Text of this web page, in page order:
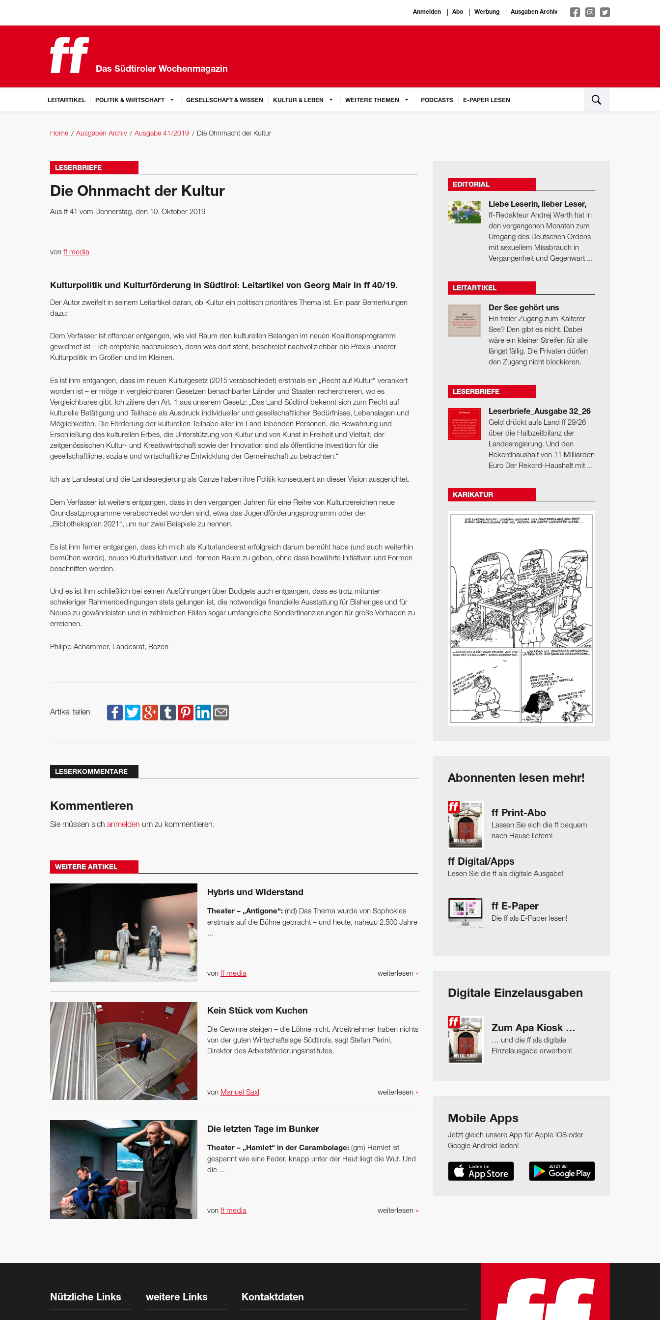
Anmelden Abo Werbung Ausgaben Archiv
Das Südtiroler Wochenmagazin
LEITARTIKEL POLITIK & WIRTSCHAFT GESELLSCHAFT & WISSEN KULTUR & LEBEN WEITERE THEMEN PODCASTS E-PAPER LESEN
Home Ausgaben Archiv Ausgabe 41/2019 Die Ohnmacht der Kultur
LESERBRIEFE
Die Ohnmacht der Kultur
Aus ff 41 vom Donnerstag, den 10. Oktober 2019
von ff media
Kulturpolitik und Kultur­förderung in Südtirol: Leitartikel von Georg Mair in ff 40/19.
Der Autor zweifelt in seinem Leitartikel daran, ob Kultur ein politisch prioritäres Thema ist. Ein paar Bemerkungen
dazu:
Dem Verfasser ist offenbar entgangen, wie viel Raum den kulturellen Belangen im neuen Koalitionsprogramm
gewidmet ist – ich empfehle nachzulesen, denn was dort steht, beschreibt nachvollziehbar die Praxis unserer
Kulturpolitik im Großen und im Kleinen.
Es ist ihm entgangen, dass im neuen Kulturgesetz (2015 verabschiedet) erstmals ein „Recht auf Kultur“ verankert
worden ist – er möge in vergleichbaren Gesetzen benachbarter Länder und Staaten recherchieren, wo es
Vergleichbares gibt. Ich zitiere den Art. 1 aus unserem Gesetz: „Das Land Südtirol bekennt sich zum Recht auf
kulturelle Betätigung und Teilhabe als Ausdruck individueller und gesellschaftlicher Bedürfnisse, Lebenslagen und
Möglichkeiten. Die Förderung der kulturellen Teilhabe aller im Land lebenden Personen, die Bewahrung und
Erschließung des kulturellen Erbes, die Unterstützung von Kultur und von Kunst in Freiheit und Vielfalt, der
zeitgenössischen Kultur- und Kreativwirtschaft sowie der Innovation sind als öffentliche Investition für die
gesellschaftliche, soziale und wirtschaftliche Entwicklung der Gemeinschaft zu betrachten.“
Ich als Landesrat und die Landesregierung als Ganze haben ihre Politik konsequent an dieser Vision ausgerichtet.
Dem Verfasser ist weiters entgangen, dass in den vergangen Jahren für eine Reihe von Kulturbereichen neue
Grundsatzprogramme verabschiedet worden sind, etwa das Jugendförderungsprogramm oder der
„Bibliotheksplan 2021“, um nur zwei Beispiele zu nennen.
Es ist ihm ferner entgangen, dass ich mich als Kulturlandesrat erfolgreich darum bemüht habe (und auch weiterhin
bemühen werde), neuen Kulturinitiativen und -formen Raum zu geben, ohne dass bewährte Initiativen und Formen
beschnitten werden.
Und es ist ihm schließlich bei seinen Ausführungen über Budgets auch entgangen, dass es trotz mitunter
schwieriger Rahmenbedingungen stets gelungen ist, die notwendige finanzielle Ausstattung für Bisheriges und für
Neues zu gewährleisten und in zahlreichen Fällen sogar umfangreiche Sonderfinanzierungen für große Vorhaben zu
erreichen.
Philipp Achammer, Landesrat, Bozen
Artikel teilen
LESERKOMMENTARE
Kommentieren
Sie müssen sich anmelden um zu kommentieren.
WEITERE ARTIKEL
Hybris und Widerstand
Theater – „Antigone“: (nd) Das Thema wurde von Sophokles
erstmals auf die Bühne gebracht – und heute, nahezu 2.500 Jahre
...
weiterlesen »
von ff media
Kein Stück vom Kuchen
Die Gewinne steigen – die Löhne nicht. Arbeitnehmer haben nichts
von der guten ­Wirtschaftslage Südtirols, sagt Stefan Perini,
Direktor des Arbeitsförderungsinstitutes.
weiterlesen »
von Manuel Saxl
Die letzten Tage im Bunker
Theater – „Hamlet“ in der Carambolage: (gm) Hamlet ist
gespannt wie eine Feder, knapp unter der Haut liegt die Wut. Und
die ...
weiterlesen »
von ff media
EDITORIAL
Liebe Leserin, lieber Leser,
ff-Redakteur Andrej Werth hat in
den vergangenen Monaten zum
Umgang des Deutschen Ordens
mit sexuellem Missbrauch in
Vergangenheit und Gegenwart ...
LEITARTIKEL
Der See gehört uns
Ein freier Zugang zum Kalterer
See? Den gibt es nicht. Dabei
wäre ein kleiner Streifen für alle
längst fällig. Die Privaten dürfen
den Zugang nicht blockieren.
LESERBRIEFE
Leserbriefe_Ausgabe 32_26
Geld drückt aufs Land ff 29/26
über die Halbzeitbilanz der
Landesregierung. Und den
Rekordhaushalt von 11 Milliarden
Euro Der Rekord-Haushalt mit ...
KARIKATUR
Abonnenten lesen mehr!
ff Print-Abo
Lassen Sie sich die ff bequem
nach Hause liefern!
ff Digital/Apps
Lesen Sie die ff als digitale Ausgabe!
ff E-Paper
Die ff als E-Paper lesen!
Digitale Einzelausgaben
Zum Apa Kiosk …
… und die ff als digitale
Einzelausgabe erwerben!
Mobile Apps
Jetzt gleich unsere App für Apple iOS oder
Google Android laden!
Nützliche Links weitere Links Kontaktdaten